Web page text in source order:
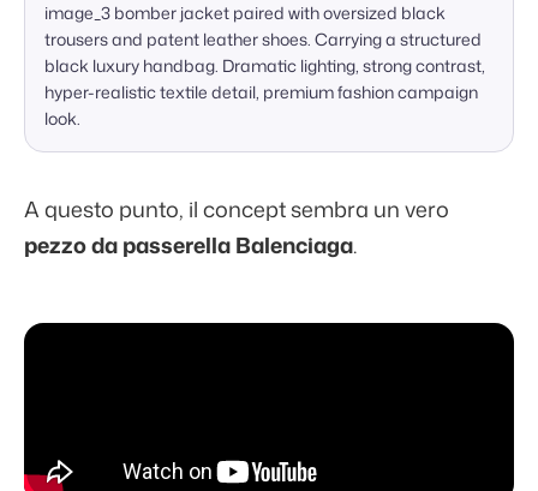
image_3 bomber jacket paired with oversized black
trousers and patent leather shoes. Carrying a structured
black luxury handbag. Dramatic lighting, strong contrast,
hyper-realistic textile detail, premium fashion campaign
look.
A questo punto, il concept sembra un vero
pezzo da passerella Balenciaga.